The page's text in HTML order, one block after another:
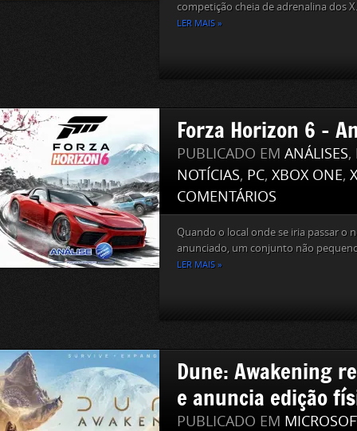
competição cheia de adrenalina dos
LER MAIS »
Forza Horizon 6 –
PUBLICADO EM ANÁLISES,
NOTÍCIAS, PC, XBOX ONE,
COMENTÁRIOS
Quando o local onde se iria passar o
anunciado, um conjunto não
LER MAIS »
Dune: Awakening
e anuncia edição
PUBLICADO EM